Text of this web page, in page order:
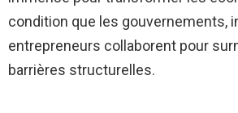
condition que les gouvernements,
entrepreneurs collaborent pour
barrières structurelles.